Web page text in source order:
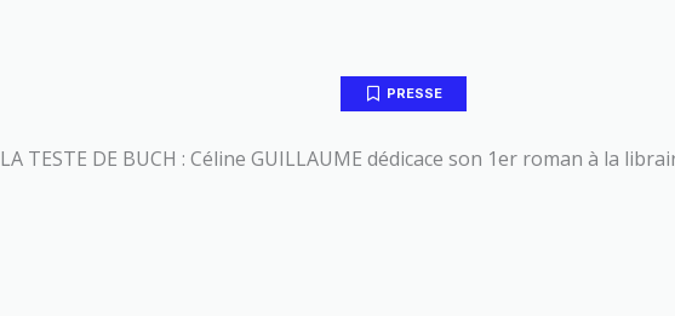
PRESSE
LA TESTE DE BUCH : Céline GUILLAUME dédicace son 1er roman à la